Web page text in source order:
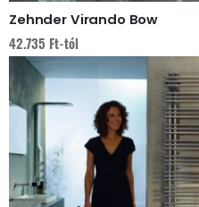
Zehnder Virando Bow
42.735 Ft-tól